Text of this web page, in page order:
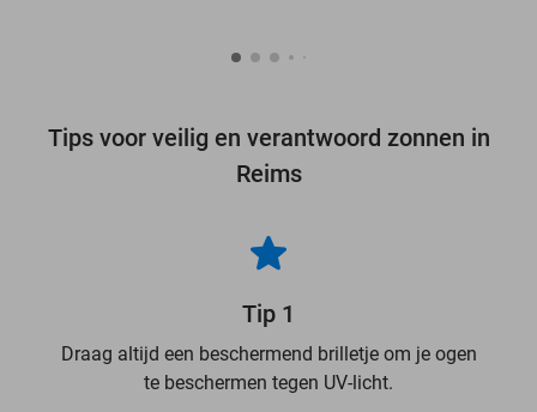
Tips voor veilig en verantwoord zonnen in
Reims
Tip 1
Draag altijd een beschermend brilletje om je ogen
te beschermen tegen UV-licht.